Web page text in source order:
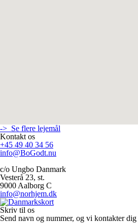
-> Se flere lejemål
Kontakt os
+45 49 40 34 56
info@BoGodt.nu
c/o Ungbo Danmark
Vesterå 23, st.
9000 Aalborg C
info@norhjem.dk
Skriv til os
Send navn og nummer, og vi kontakter dig